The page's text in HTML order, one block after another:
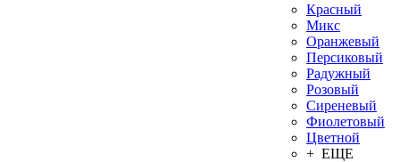
Красный
Микс
Оранжевый
Персиковый
Радужный
Розовый
Сиреневый
Фиолетовый
Цветной
+ ЕЩЕ